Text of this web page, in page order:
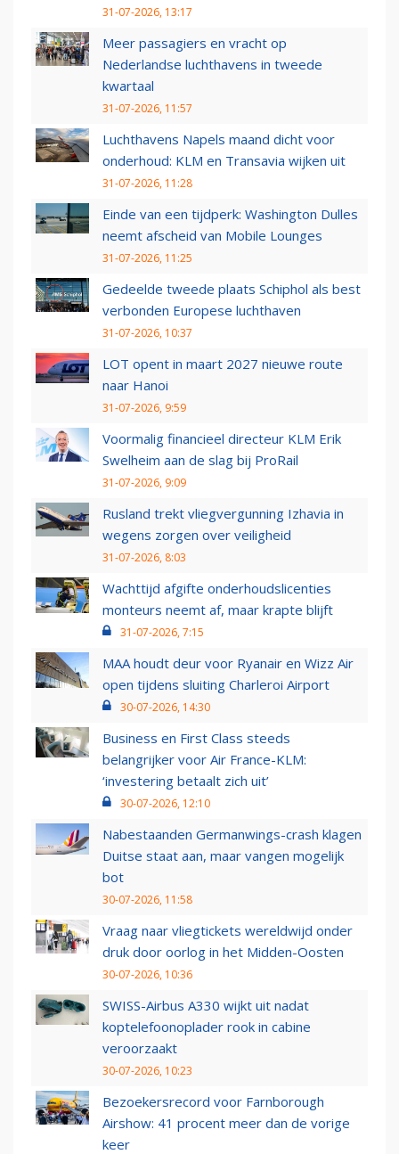
31-07-2026, 13:17
Meer passagiers en vracht op
Nederlandse luchthavens in tweede
kwartaal
31-07-2026, 11:57
Luchthavens Napels maand dicht voor
onderhoud: KLM en Transavia wijken uit
31-07-2026, 11:28
Einde van een tijdperk: Washington Dulles
neemt afscheid van Mobile Lounges
31-07-2026, 11:25
Gedeelde tweede plaats Schiphol als best
verbonden Europese luchthaven
31-07-2026, 10:37
LOT opent in maart 2027 nieuwe route
naar Hanoi
31-07-2026, 9:59
Voormalig financieel directeur KLM Erik
Swelheim aan de slag bij ProRail
31-07-2026, 9:09
Rusland trekt vliegvergunning Izhavia in
wegens zorgen over veiligheid
31-07-2026, 8:03
Wachttijd afgifte onderhoudslicenties
monteurs neemt af, maar krapte blijft
31-07-2026, 7:15
MAA houdt deur voor Ryanair en Wizz Air
open tijdens sluiting Charleroi Airport
30-07-2026, 14:30
Business en First Class steeds
belangrijker voor Air France-KLM:
‘investering betaalt zich uit’
30-07-2026, 12:10
Nabestaanden Germanwings-crash klagen
Duitse staat aan, maar vangen mogelijk
bot
30-07-2026, 11:58
Vraag naar vliegtickets wereldwijd onder
druk door oorlog in het Midden-Oosten
30-07-2026, 10:36
SWISS-Airbus A330 wijkt uit nadat
koptelefoonoplader rook in cabine
veroorzaakt
30-07-2026, 10:23
Bezoekersrecord voor Farnborough
Airshow: 41 procent meer dan de vorige
keer